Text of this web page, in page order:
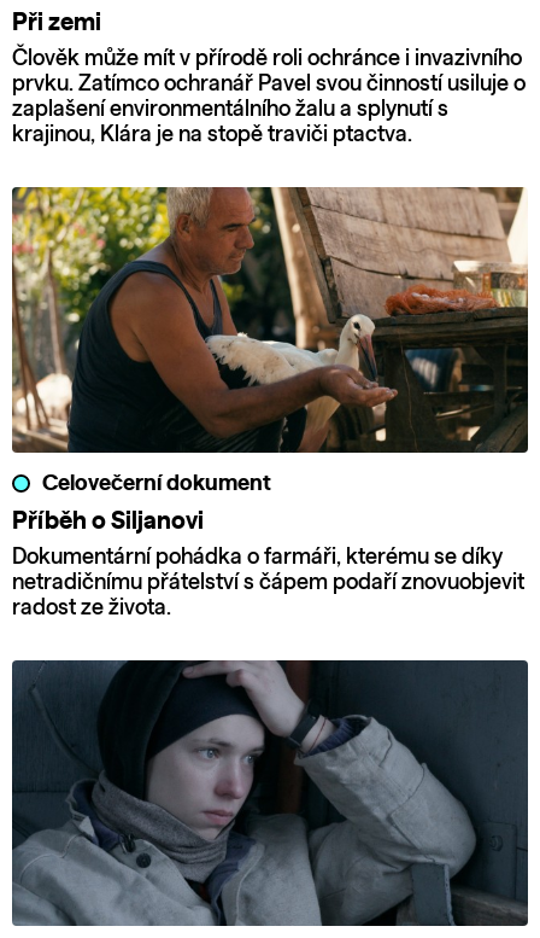
Při zemi
Člověk může mít v přírodě roli ochránce i invazivního
prvku. Zatímco ochranář Pavel svou činností usiluje o
zaplašení environmentálního žalu a splynutí s
krajinou, Klára je na stopě traviči ptactva.
Celovečerní dokument
Příběh o Siljanovi
Dokumentární pohádka o farmáři, kterému se díky
netradičnímu přátelství s čápem podaří znovuobjevit
radost ze života.